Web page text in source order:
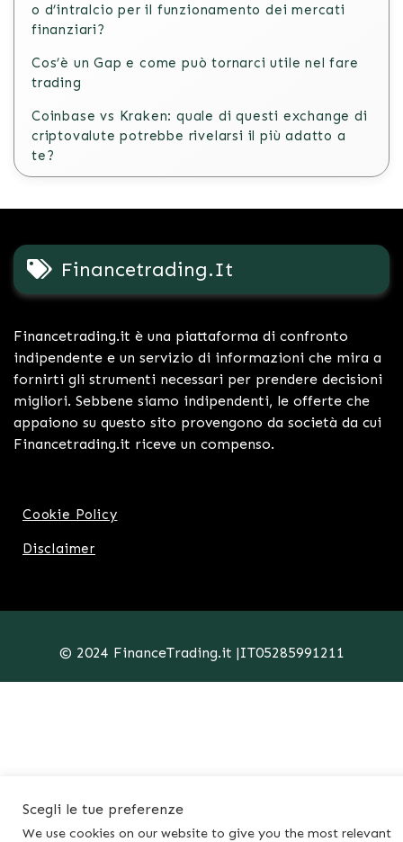
o d’intralcio per il funzionamento dei mercati
finanziari?
Cos’è un Gap e come può tornarci utile nel fare
trading
Coinbase vs Kraken: quale di questi exchange di
criptovalute potrebbe rivelarsi il più adatto a
te?
Financetrading.it
Financetrading.it è una piattaforma di confronto
indipendente e un servizio di informazioni che mira a
fornirti gli strumenti necessari per prendere decisioni
migliori. Sebbene siamo indipendenti, le offerte che
appaiono su questo sito provengono da società da cui
Financetrading.it riceve un compenso.
Cookie Policy
Disclaimer
© 2024 FinanceTrading.it |IT05285991211
Scegli le tue preferenze
We use cookies on our website to give you the most relevant